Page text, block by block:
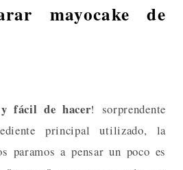
mayocake de
fácil de hacer! sorprendente
principal utilizado, la
paramos a pensar un poco es